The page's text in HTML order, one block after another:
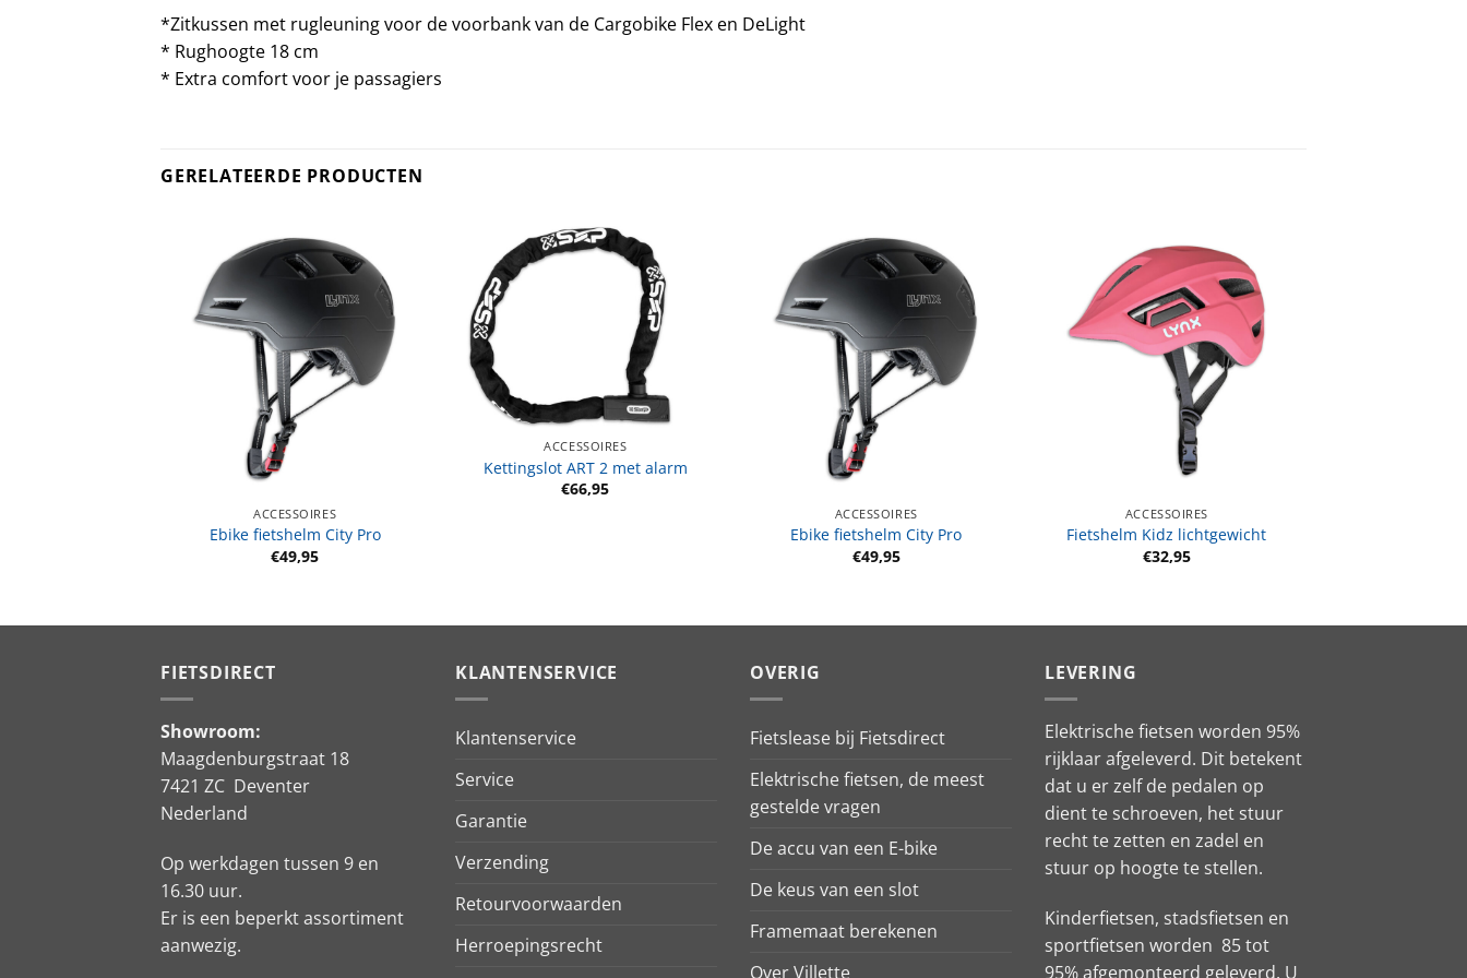
*Zitkussen met rugleuning voor de voorbank van de Cargobike Flex en DeLight
* Rughoogte 18 cm
* Extra comfort voor je passagiers
GERELATEERDE PRODUCTEN
ACCESSOIRES
Ebike fietshelm City Pro
€49,95
ACCESSOIRES
Kettingslot ART 2 met alarm
€66,95
ACCESSOIRES
Ebike fietshelm City Pro
€49,95
ACCESSOIRES
Fietshelm Kidz lichtgewicht
€32,95
FIETSDIRECT
Showroom:
Maagdenburgstraat 18
7421 ZC Deventer
Nederland
Op werkdagen tussen 9 en
16.30 uur.
Er is een beperkt assortiment
aanwezig.
KLANTENSERVICE
Klantenservice
Service
Garantie
Verzending
Retourvoorwaarden
Herroepingsrecht
OVERIG
Fietslease bij Fietsdirect
Elektrische fietsen, de meest
gestelde vragen
De accu van een E-bike
De keus van een slot
Framemaat berekenen
Over Villette
LEVERING
Elektrische fietsen worden 95%
rijklaar afgeleverd. Dit betekent
dat u er zelf de pedalen op
dient te schroeven, het stuur
recht te zetten en zadel en
stuur op hoogte te stellen.
Kinderfietsen, stadsfietsen en
sportfietsen worden 85 tot
95% afgemonteerd geleverd. U